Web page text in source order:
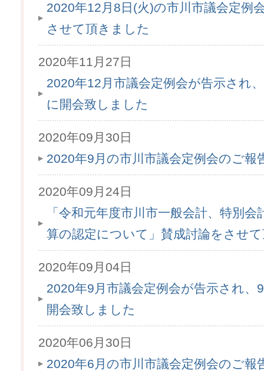
2020年12月8日(火)の市川市議会定例
させて頂きました
2020年11月27日
2020年12月市議会定例会が告示され
に開会致しました
2020年09月30日
2020年9月の市川市議会定例会のご報
2020年09月24日
「令和元年度市川市一般会計、特別
算の認定について」賛成討論をさせ
2020年09月04日
2020年9月市議会定例会が告示され、
開会致しました
2020年06月30日
2020年6月の市川市議会定例会のご報